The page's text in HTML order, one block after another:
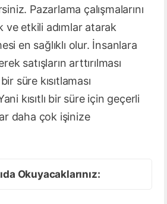
Pazarlama çalışmalarını
etkili adımlar atarak
en sağlıklı olur. İnsanlara
satışların arttırılması
süre kısıtlaması
kısıtlı bir süre için geçerli
daha çok işinize
Okuyacaklarınız: